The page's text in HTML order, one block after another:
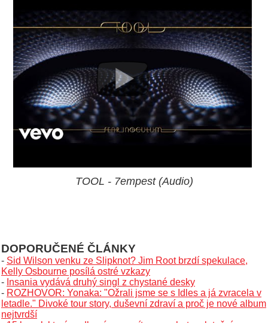
TOOL - 7empest (Audio)
DOPORUČENÉ ČLÁNKY
- Sid Wilson venku ze Slipknot? Jim Root brzdí spekulace,
Kelly Osbourne posílá ostré vzkazy
- Insania vydává druhý singl z chystané desky
- ROZHOVOR: Yonaka: "Ožrali jsme se s Idles a já zvracela v
letadle." Divoké tour story, duševní zdraví a proč je nové album
nejtvrdší